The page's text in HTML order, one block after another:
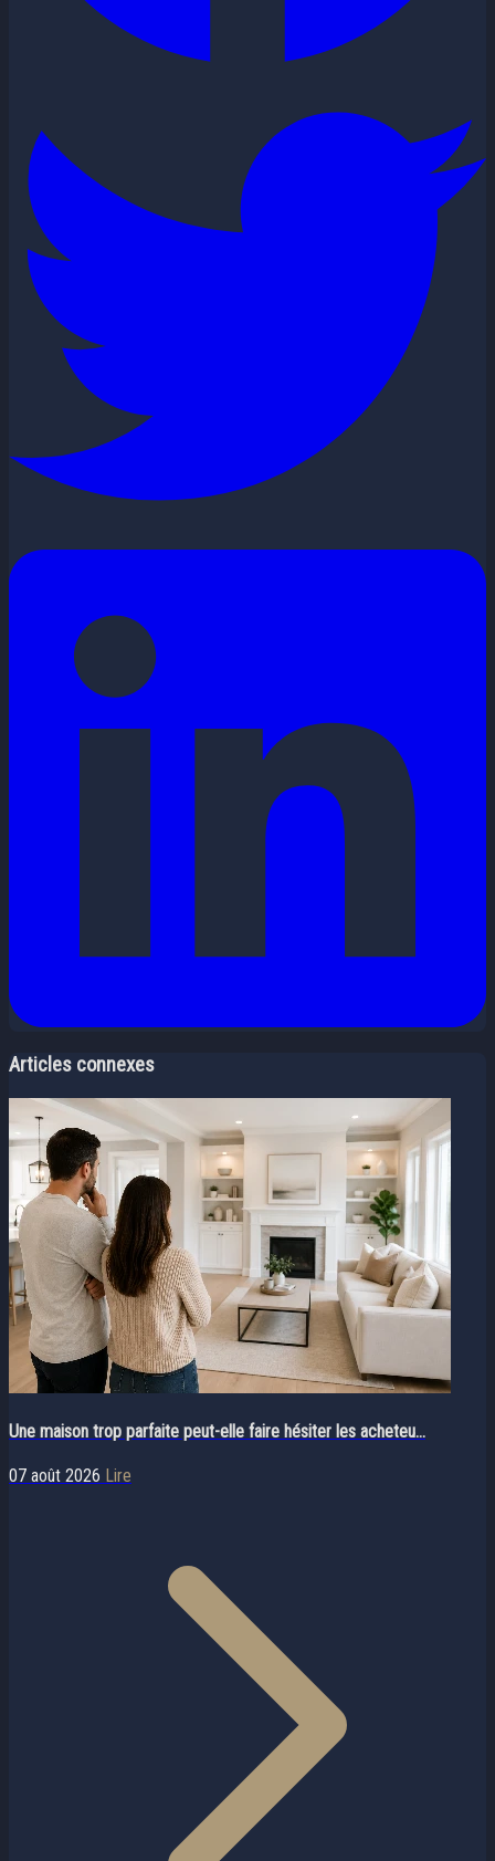
Articles connexes
Une maison trop parfaite peut-elle faire hésiter les acheteu...
07 août 2026 Lire